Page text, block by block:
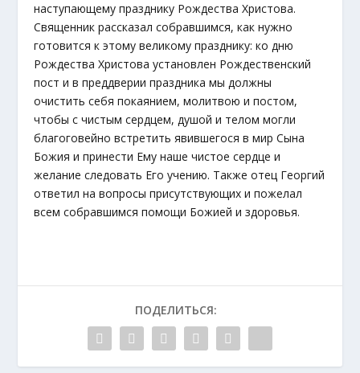
наступающему празднику Рождества Христова.
Священник рассказал собравшимся, как нужно
готовится к этому великому празднику: ко дню
Рождества Христова установлен Рождественский
пост и в преддверии праздника мы должны
очистить себя покаянием, молитвою и постом,
чтобы с чистым сердцем, душой и телом могли
благоговейно встретить явившегося в мир Сына
Божия и принести Ему наше чистое сердце и
желание следовать Его учению. Также отец Георгий
ответил на вопросы присутствующих и пожелал
всем собравшимся помощи Божией и здоровья.
ПОДЕЛИТЬСЯ: